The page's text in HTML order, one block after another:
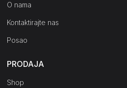
O nama
Kontaktirajte nas
Posao
PRODAJA
Shop